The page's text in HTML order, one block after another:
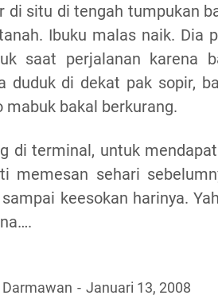
di situ di tengah tumpukan
Ibuku malas naik. Dia
saat perjalanan karena
duduk di dekat pak sopir,
mabuk bakal berkurang.
di terminal, untuk
memesan sehari
keesokan harinya.
….
Januari 13, 2008